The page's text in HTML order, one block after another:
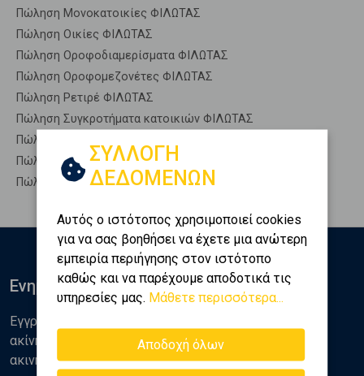
Πώληση Μονοκατοικίες ΦΙΛΩΤΑΣ
Πώληση Οικίες ΦΙΛΩΤΑΣ
Πώληση Οροφοδιαμερίσματα ΦΙΛΩΤΑΣ
Πώληση Οροφομεζονέτες ΦΙΛΩΤΑΣ
Πώληση Ρετιρέ ΦΙΛΩΤΑΣ
Πώληση Συγκροτήματα κατοικιών ΦΙΛΩΤΑΣ
Πώληση Υπόγεια ΦΙΛΩΤΑΣ
Πώληση Υπόσκαφα ΦΙΛΩΤΑΣ
Πώληση Υπολ. υψουν ΦΙΛΩΤΑΣ
ΣΥΛΛΟΓΗ
ΔΕΔΟΜΕΝΩΝ
Αυτός ο ιστότοπος χρησιμοποιεί cookies
για να σας βοηθήσει να έχετε μια ανώτερη
εμπειρία περιήγησης στον ιστότοπο
καθώς και να παρέχουμε αποδοτικά τις
υπηρεσίες μας. Μάθετε περισσότερα...
Αποδοχή όλων
Ενημερωθείτε
Εγγραφείτε στο newsletter της Golden Home για νέα
ακίνητα, αναλύσεις και διάφορα θέματα της αγοράς
ακινήτων